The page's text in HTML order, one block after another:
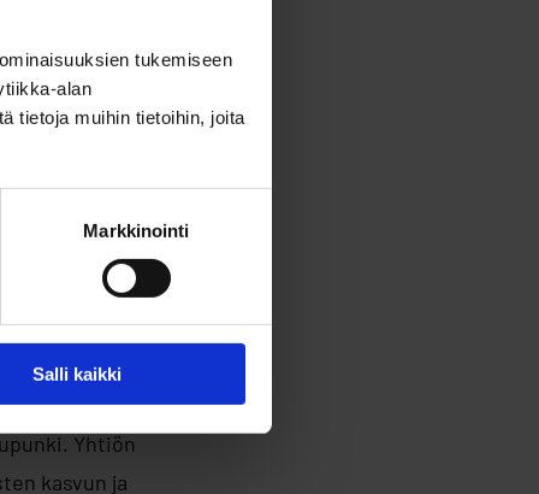
tukemiseen
alan
tietoja muihin tietoihin, joita
Markkinointi
Salli kaikki
kasvun ja
Nordic
laitteiden
Yhtiön
kasvun ja